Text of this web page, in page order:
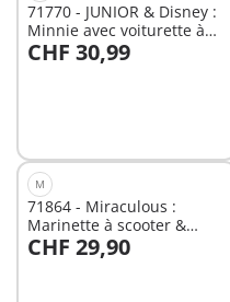
71770 - JUNIOR & Disney :
Minnie avec voiturette à
fruits
CHF 30,99
Au panier
M
71864 - Miraculous :
Marinette à scooter &
Kagami
CHF 29,90
Au panier